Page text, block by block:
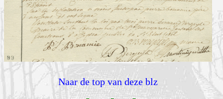
Naar de top van deze blz